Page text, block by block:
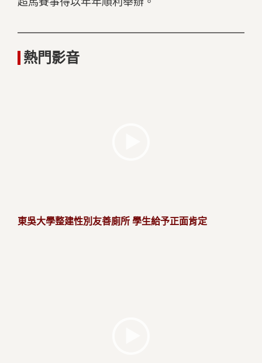
熱門影音
東吳大學整建性別友善廁所 學生給予正面肯定